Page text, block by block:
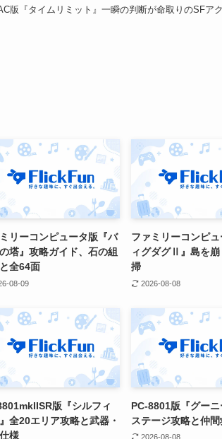
版『タイムリミット』一瞬の判断が命取りのSFア
リーコンピュータ版『バ
塔』攻略ガイド、石の組
全64面
08-09
ファミリーコンピ
ィグダグⅡ』島を崩
掃
2026-08-08
版『シルフィ
全20エリア攻略と武器・
様
PC-8801版『グー
ステージ攻略と仲
2026-08-08